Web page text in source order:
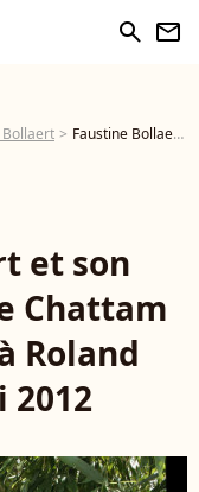
search newsletter
Bollaert Faustine Bollaert et son futur mari Maxime Chattam : très amoureux à Roland Garros en mai 2012 - Photo
et son
Chattam
Roland
2012